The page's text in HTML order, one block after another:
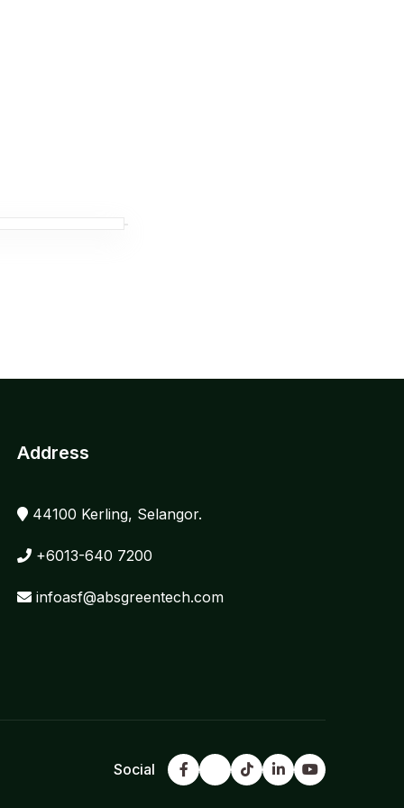
Address
44100 Kerling, Selangor.
+6013-640 7200
infoasf@absgreentech.com
Social